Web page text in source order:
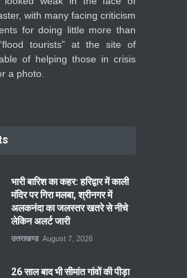
with many facing criticism
for doing little more than
tourists” at the site of
of helping those in crisis
a photo.
भारी बारिश का कहर: हरिद्वार में काली
मंदिर पर गिरा मलबा, श्रीनगर में
अलकनंदा का जलस्तर खतरे से नीचे
लेकिन अलर्ट जारी
उत्तराखण्ड August 7, 2026
26 साल बाद भी सीमांत गांवों की पीड़ा